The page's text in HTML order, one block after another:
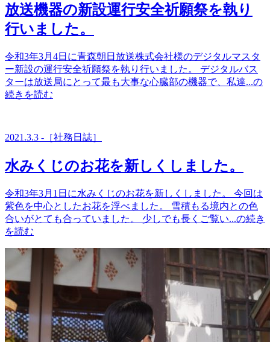
放送機器の新設運行安全祈願祭を執り
行いました。
令和3年3月4日に青森朝日放送株式会社様のデジタルマスタ
ー新設の運行安全祈願祭を執り行いました。 デジタルバス
ターは放送局にとって最も大事な心臓部の機器で、私達...の
続きを読む
2021.3.3 -［社務日誌］
水みくじのお花を新しくしました。
令和3年3月1日に水みくじのお花を新しくしました。 今回は
紫色を中心としたお花を浮べました。 雪積もる境内との色
合いがとても合っていました。 少しでも長くご覧い...の続き
を読む